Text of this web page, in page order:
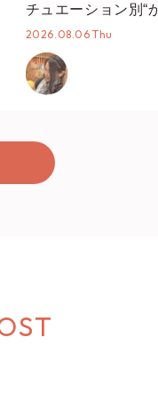
チュエーション別“
オススメ【ショッ
2026.08.06 Thu